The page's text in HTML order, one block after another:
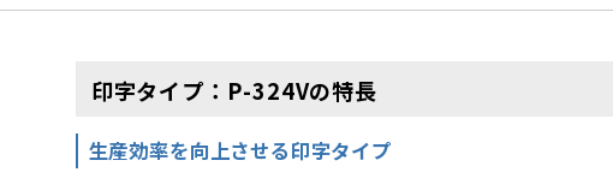
印字タイプ：P-324Vの特長
生産効率を向上させる印字タイプ